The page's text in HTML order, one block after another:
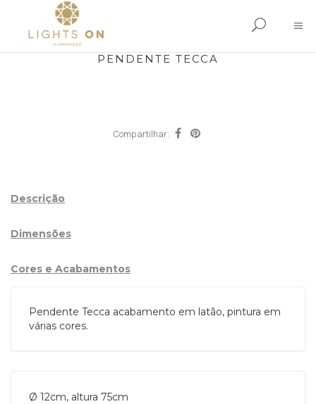
PENDENTE TECCA
Compartilhar:
Descrição
Dimensões
Cores e Acabamentos
Pendente Tecca acabamento em latão, pintura em
várias cores.
Ø 12cm, altura 75cm